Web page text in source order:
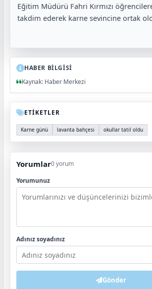
Eğitim Müdürü Fahri Kırmızı
takdim ederek karne sevincine ortak
HABER BİLGİSİ
Kaynak: Haber Merkezi
ETİKETLER
Karne günü lavanta bahçesi okullar tatil oldu
Yorumlar0 yorum
Yorumunuz
Adınız soyadınız
Gönder